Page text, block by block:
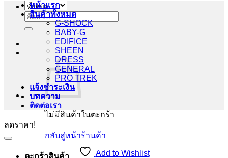
ค้นหา:
ไม่มีสินค้าในตะกร้า
กลับสู่หน้าร้านค้า
ตะกร้าสินค้า
หน้าแรก
สินค้าทั้งหมด
G-SHOCK
BABY-G
EDIFICE
SHEEN
DRESS
GENERAL
PRO TREK
แจ้งชำระเงิน
บทความ
ติดต่อเรา
ลดราคา!
Add to Wishlist